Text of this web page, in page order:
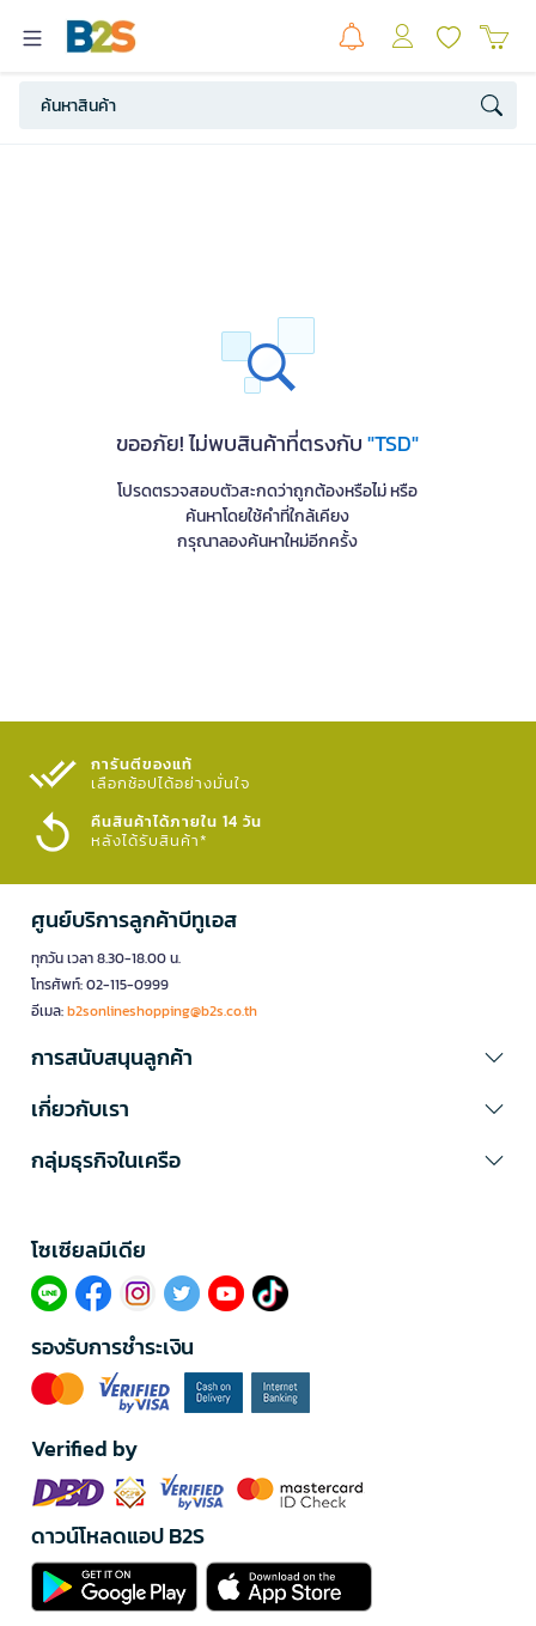
ขออภัย! ไม่พบสินค้าที่ตรงกับ"TSD"
โปรดตรวจสอบตัวสะกดว่าถูกต้องหรือไม่ หรือ
ค้นหาโดยใช้คำที่ใกล้เคียง
กรุณาลองค้นหาใหม่อีกครั้ง
การันตีของแท้
เลือกช้อปได้อย่างมั่นใจ​
คืนสินค้าได้ภายใน 14 วัน
หลังได้รับสินค้า*
ศูนย์บริการลูกค้าบีทูเอส
ทุกวัน เวลา 8.30-18.00 น.
โทรศัพท์: 02-115-0999
อีเมล:b2sonlineshopping@b2s.co.th
การสนับสนุนลูกค้า
เกี่ยวกับเรา
กลุ่มธุรกิจในเครือ
โซเซียลมีเดีย​
รองรับการชำระเงิน
Verified by
ดาวน์โหลดแอป B2S